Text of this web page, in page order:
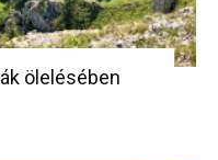
ölelésében